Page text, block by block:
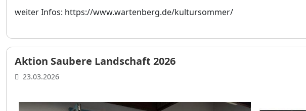
weiter Infos: https://www.wartenberg.de/kultursommer/
Aktion Saubere Landschaft 2026
23.03.2026